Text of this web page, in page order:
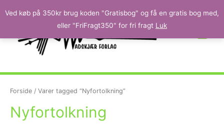
Ved køb på 350kr brug koden "Gratisbog" og få en gratis bog med,
eller "FriFragt350" for fri fragt Luk
Forside / Varer tagged “Nyfortolkning”
Nyfortolkning